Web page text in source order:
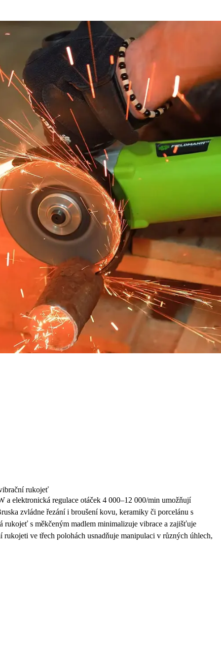
rukojeť
a elektronická regulace otáček 4 000–12 000/min umožňují
zvládne řezání i broušení kovu, keramiky či porcelánu s
rukojeť s měkčeným madlem minimalizuje vibrace a zajišťuje
ve třech polohách usnadňuje manipulaci v různých úhlech,